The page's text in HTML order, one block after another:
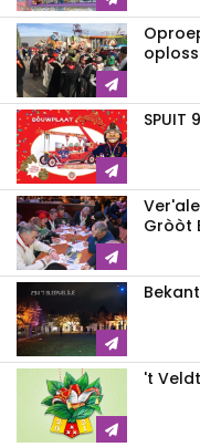
SPUIT
Gròòt
't